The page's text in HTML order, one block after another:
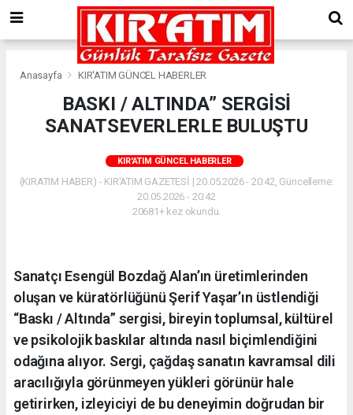
Anasayfa KIR'ATIM GÜNCEL HABERLER
BASKI / ALTINDA” SERGİSİ
SANATSEVERLERLE BULUŞTU
KIR'ATIM GÜNCEL HABERLER
(KIRATIM HABER) - KIR'ATIM GAZETESİ | 20.05.2026 - 20:42, Güncelleme:
20.05.2026 - 20:42
20681+ kez okundu.
Sanatçı Esengül Bozdağ Alan’ın üretimlerinden
oluşan ve küratörlüğünü Şerif Yaşar’ın üstlendiği
“Baskı / Altında” sergisi, bireyin toplumsal, kültürel
ve psikolojik baskılar altında nasıl biçimlendiğini
odağına alıyor. Sergi, çağdaş sanatın kavramsal dili
aracılığıyla görünmeyen yükleri görünür hale
getirirken, izleyiciyi de bu deneyimin doğrudan bir